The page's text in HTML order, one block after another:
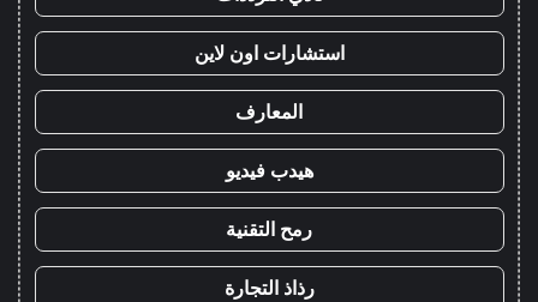
استشارات اون لاين
المعارف
هيدب فيديو
رمح التقنية
رذاذ التجارة